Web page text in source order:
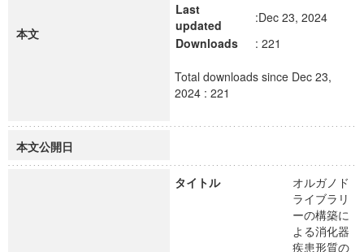
本文
Last
updated
:Dec 23, 2024
Downloads
: 221
Total downloads since Dec 23,
2024 : 221
本文公開日
タイトル
オルガノド
ライブラリ
ーの構築に
よる消化器
疾患形質の